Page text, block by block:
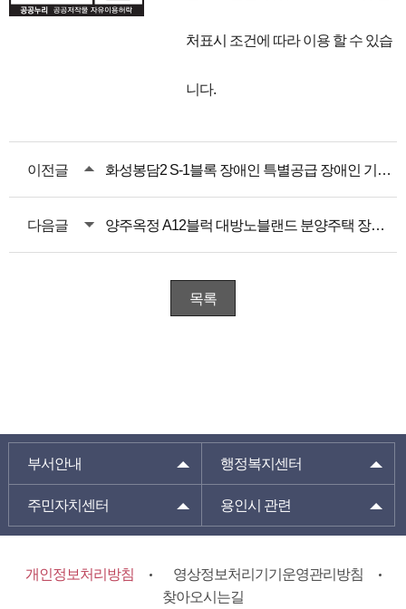
처표시 조건에 따라 이용 할 수 있습
니다.
이전글 화성봉담2 S-1블록 장애인 특별공급 장애인 기관추천 안내
다음글 양주옥정 A12블럭 대방노블랜드 분양주택 장애인 특별공급 안내
목록
부서안내 행정복지센터
주민자치센터 용인시 관련
개인정보처리방침
영상정보처리기기운영관리방침
찾아오시는길